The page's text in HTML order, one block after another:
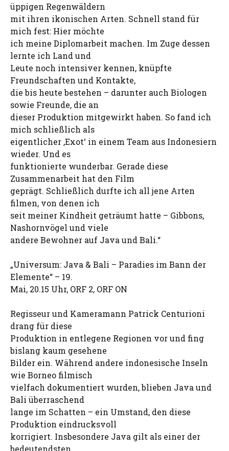
üppigen Regenwäldern
mit ihren ikonischen Arten. Schnell stand für
mich fest: Hier möchte
ich meine Diplomarbeit machen. Im Zuge dessen
lernte ich Land und
Leute noch intensiver kennen, knüpfte
Freundschaften und Kontakte,
die bis heute bestehen – darunter auch Biologen
sowie Freunde, die an
dieser Produktion mitgewirkt haben. So fand ich
mich schließlich als
eigentlicher ‚Exot‘ in einem Team aus Indonesiern
wieder. Und es
funktionierte wunderbar. Gerade diese
Zusammenarbeit hat den Film
geprägt. Schließlich durfte ich all jene Arten
filmen, von denen ich
seit meiner Kindheit geträumt hatte – Gibbons,
Nashornvögel und viele
andere Bewohner auf Java und Bali.“
„Universum: Java & Bali – Paradies im Bann der
Elemente“ – 19.
Mai, 20.15 Uhr, ORF 2, ORF ON
Regisseur und Kameramann Patrick Centurioni
drang für diese
Produktion in entlegene Regionen vor und fing
bislang kaum gesehene
Bilder ein. Während andere indonesische Inseln
wie Borneo filmisch
vielfach dokumentiert wurden, blieben Java und
Bali überraschend
lange im Schatten – ein Umstand, den diese
Produktion eindrucksvoll
korrigiert. Insbesondere Java gilt als einer der
bedeutendsten